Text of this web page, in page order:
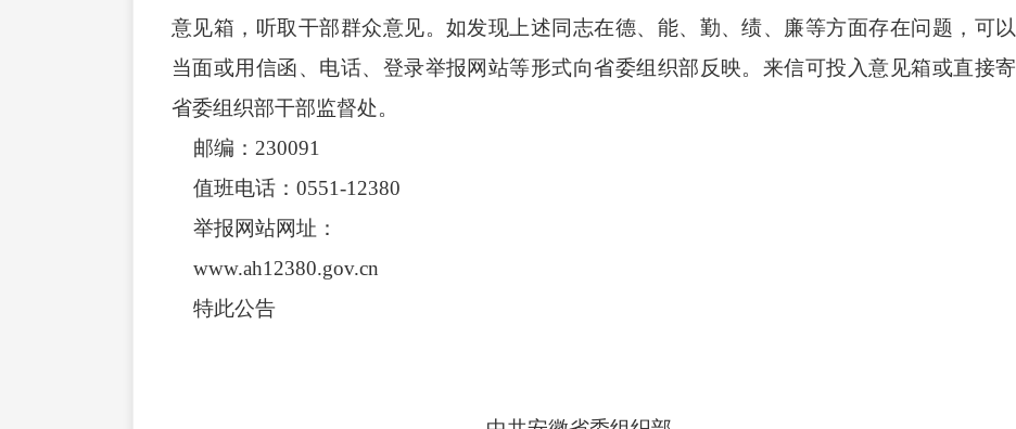
意见箱，听取干部群众意见。如发现上述同志在德、能、勤、绩、廉等方面存在问题，可以
当面或用信函、电话、登录举报网站等形式向省委组织部反映。来信可投入意见箱或直接寄
省委组织部干部监督处。
邮编：230091
值班电话：0551-12380
举报网站网址：
www.ah12380.gov.cn
特此公告